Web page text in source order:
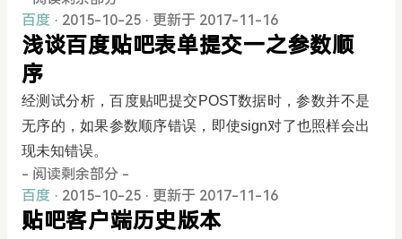
百度 · 2015-10-25 · 更新于 2017-11-16
浅谈百度贴吧表单提交一之参数顺
序
经测试分析，百度贴吧提交POST数据时，参数并不是
无序的，如果参数顺序错误，即使sign对了也照样会出
现未知错误。
- 阅读剩余部分 -
百度 · 2015-10-25 · 更新于 2017-11-16
贴吧客户端历史版本